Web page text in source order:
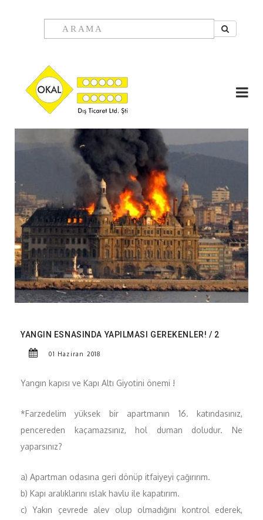
YANGIN ESNASINDA YAPILMASI GEREKENLER! / 2
01 Haziran 2018
Yangın kapısı ve Kapı Altı Giyotini önemi !
*Farzedelim yüksek bir apartmanın 16. katındasınız,
pencereden kaçamazsınız, hol duman doludur. Ne
yaparsınız?
a) Apartman odasına geri dönüp itfaiyeyi çağırırım.
b) Kapı aralıklarını ıslak havlu ile kapatırım.
c) Yakın çevrede alev olup olmadığını kontrol ederek,